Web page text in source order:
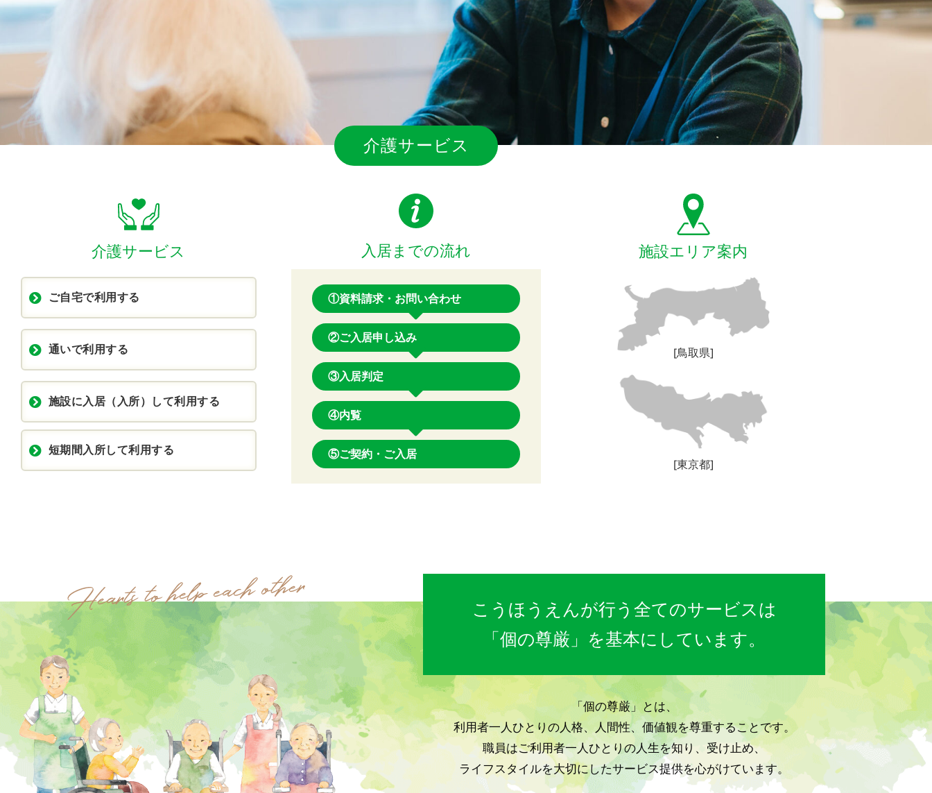
介護サービス
介護サービス
ご自宅で利用する
通いで利用する
施設に入居（入所）して利用する
短期間入所して利用する
入居までの流れ
①資料請求・お問い合わせ
②ご入居申し込み
③入居判定
④内覧
⑤ご契約・ご入居
施設エリア案内
[鳥取県]
[東京都]
こうほうえんが行う全てのサービスは
「個の尊厳」を基本にしています。
「個の尊厳」とは、
利用者一人ひとりの人格、人間性、価値観を尊重することです。
職員はご利用者一人ひとりの人生を知り、受け止め、
ライフスタイルを大切にしたサービス提供を心がけています。